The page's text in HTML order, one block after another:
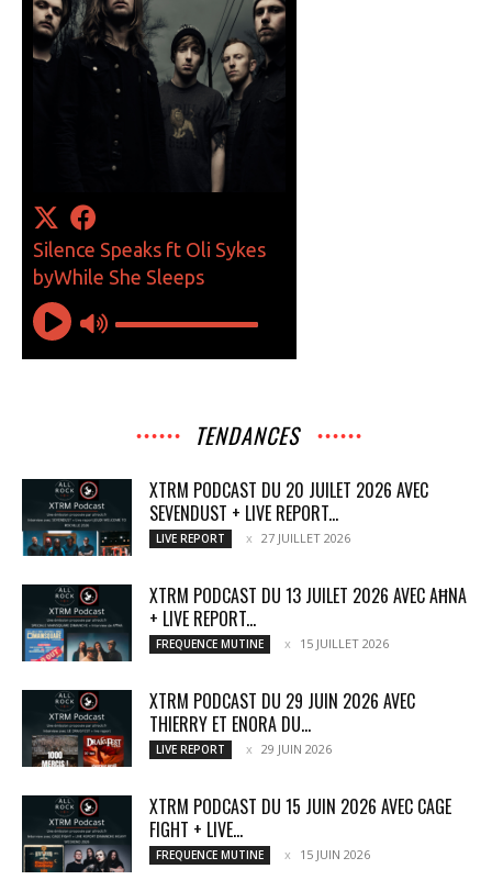
TENDANCES
XTRM PODCAST DU 20 JUILET 2026 AVEC
SEVENDUST + LIVE REPORT...
LIVE REPORT 27 JUILLET 2026
XTRM PODCAST DU 13 JUILET 2026 AVEC AĦNA
+ LIVE REPORT...
FREQUENCE MUTINE 15 JUILLET 2026
XTRM PODCAST DU 29 JUIN 2026 AVEC
THIERRY ET ENORA DU...
LIVE REPORT 29 JUIN 2026
XTRM PODCAST DU 15 JUIN 2026 AVEC CAGE
FIGHT + LIVE...
FREQUENCE MUTINE 15 JUIN 2026